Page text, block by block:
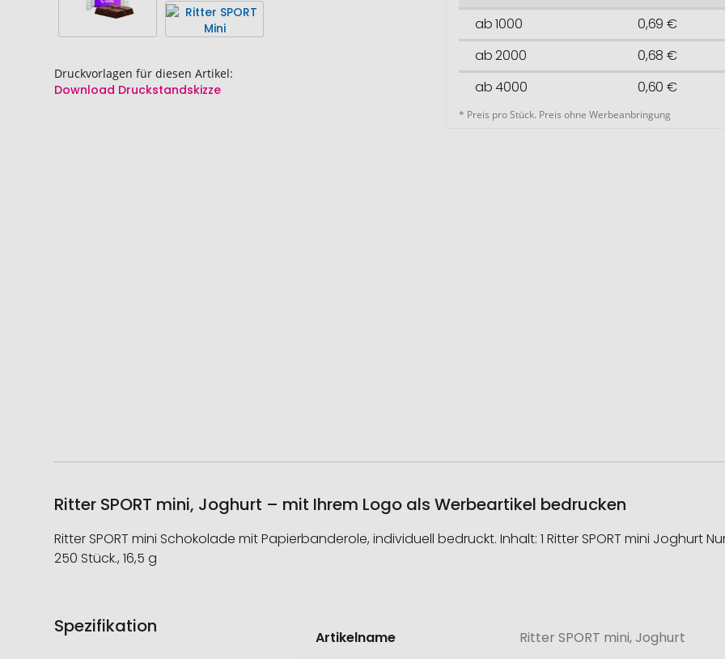
Druckvorlagen für diesen Artikel:
Download Druckstandskizze
ab 1000
0,69 €
ab 2000
0,68 €
ab 4000
0,60 €
* Preis pro Stück. Preis ohne Werbeanbringung
Ritter SPORT mini, Joghurt – mit Ihrem Logo als Werbeartikel bedrucken
Ritter SPORT mini Schokolade mit Papierbanderole, individuell bedruckt. Inhalt: 1 Ritter SPORT mini Joghurt
250 Stück., 16,5 g
Spezifikation
Informationen
Artikelname Ritter SPORT mini, Joghurt